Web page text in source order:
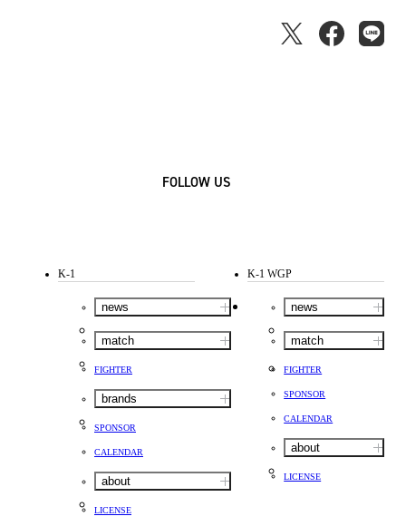
FOLLOW US
K-1
news
match
FIGHTER
brands
SPONSOR
CALENDAR
about
LICENSE
K-1 WGP
news
match
FIGHTER
SPONSOR
CALENDAR
about
LICENSE